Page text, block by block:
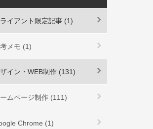
イアント限定記事 (1)
メモ (1)
イン・WEB制作 (131)
ムページ制作 (111)
Chrome (1)